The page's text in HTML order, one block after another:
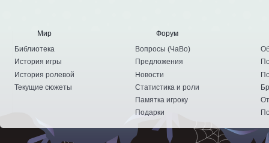
Мир
Библиотека
История игры
История ролевой
Текущие сюжеты
Форум
Вопросы (ЧаВо)
Предложения
Новости
Статистика и роли
Памятка игроку
Подарки